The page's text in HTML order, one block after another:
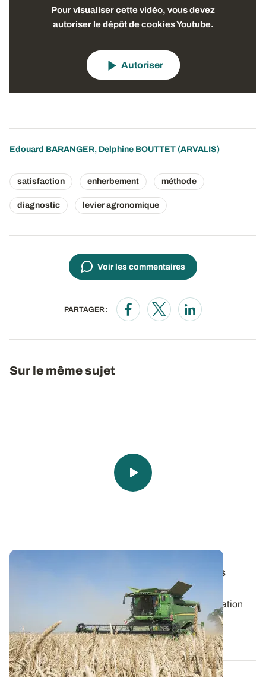
Pour visualiser cette vidéo, vous devez
autoriser le dépôt de cookies Youtube.
Autoriser
Edouard BARANGER, Delphine BOUTTET (ARVALIS)
satisfaction enherbement méthode
diagnostic levier agronomique
Voir les commentaires
PARTAGER :
Opens in a new window
Opens in a new window
Opens in a new
Sur le même sujet
Comment éviter de disséminer les graines
d’adventices à la récolte ?
La moisson est une étape clé pour limiter la propagation
des graines d’adventices d’une...
25 JUIN 2026